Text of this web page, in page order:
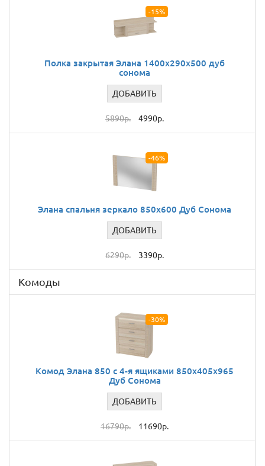
-15%
Полка закрытая Элана 1400x290x500 дуб
сонома
ДОБАВИТЬ
5890р. 4990р.
-46%
Элана спальня зеркало 850x600 Дуб Сонома
ДОБАВИТЬ
6290р. 3390р.
Комоды
-30%
Комод Элана 850 c 4-я ящиками 850x405x965
Дуб Сонома
ДОБАВИТЬ
16790р. 11690р.